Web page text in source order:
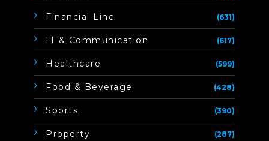
Financial Line (631)
IT & Communication (617)
Healthcare (599)
Food & Beverage (428)
Sports (390)
Property (287)